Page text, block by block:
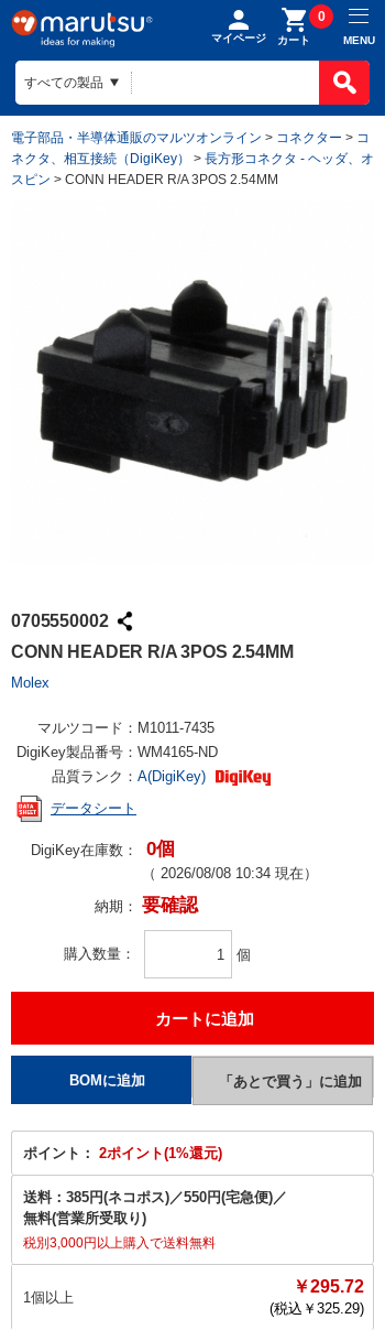
マイページ カート
0
MENU
電子部品・半導体通販のマルツオンライン > コネクター > コ
ネクタ、相互接続（DigiKey）
> 長方形コネクタ - ヘッダ、オ
スピン > CONN HEADER R/A 3POS 2.54MM
0705550002
CONN HEADER R/A 3POS 2.54MM
Molex
マルツコード： M1011-7435
DigiKey製品番号： WM4165-ND
品質ランク： A(DigiKey)
データシート
DigiKey在庫数： 0個
（ 2026/08/08 10:34 現在）
納期： 要確認
購入数量 個
ポイント： 2ポイント(1%還元)
送料： 385円(ネコポス)／550円(宅急便)／
無料(営業所受取り)
税別3,000円以上購入で送料無料
1個以上
￥295.72
(税込￥ 325.29)